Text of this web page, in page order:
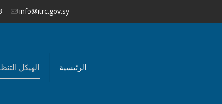
info@itrc.gov.sy
الرئيسية الهيكل